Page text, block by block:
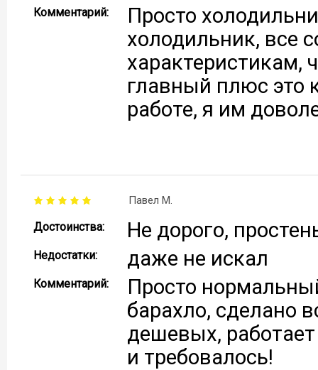
Комментарий:
Просто
холодильник, все
характеристикам,
главный плюс это
работе, я им
Павел М.
Достоинства: Не дорого,
Недостатки: даже не искал
Комментарий:
Просто
барахло, сделано
дешевых, работает
и требовалось!